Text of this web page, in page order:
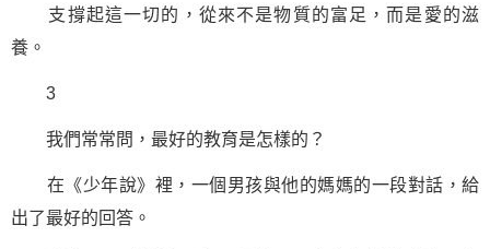
支撐起這一切的，從來不是物質的富足，而是愛的滋
養。
3
我們常常問，最好的教育是怎樣的？
在《少年說》裡，一個男孩與他的媽媽的一段對話，給
出了最好的回答。